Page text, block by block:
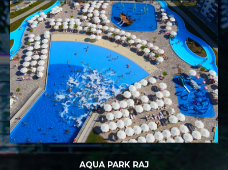
AQUA PARK RAJ